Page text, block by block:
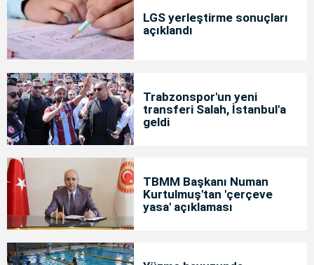
LGS yerleştirme sonuçları
açıklandı
Trabzonspor'un yeni
transferi Salah, İstanbul'a
geldi
TBMM Başkanı Numan
Kurtulmuş'tan 'çerçeve
yasa' açıklaması